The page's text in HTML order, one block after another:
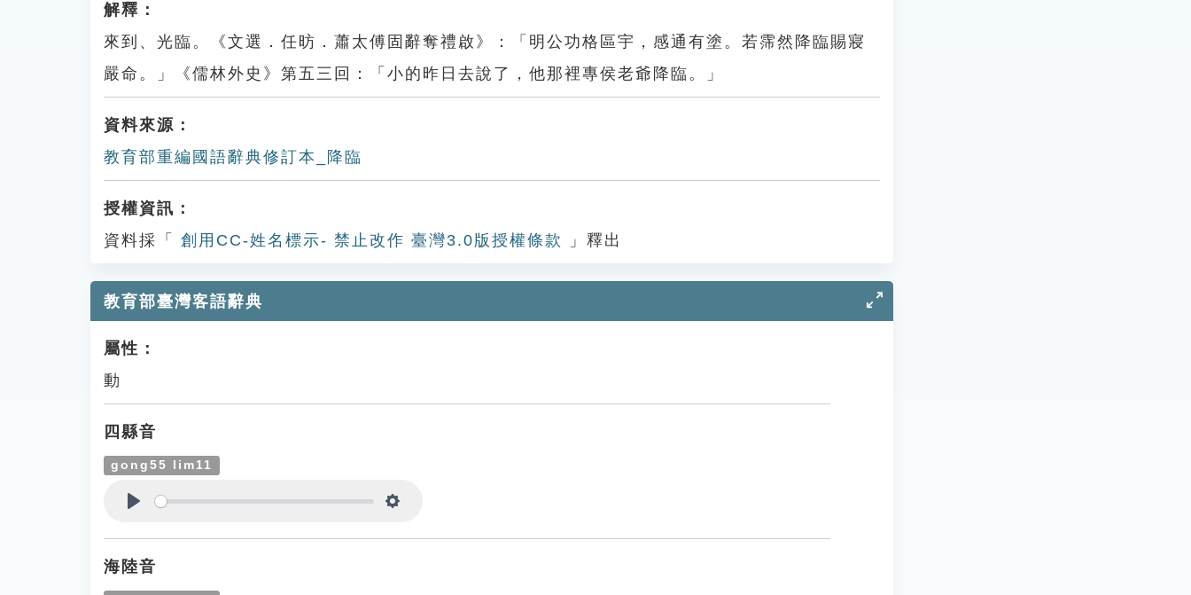
解釋：
來到、光臨。《文選．任昉．蕭太傅固辭奪禮啟》：「明公功格區宇，感通有塗。若霈然降臨賜寢
嚴命。」《儒林外史》第五三回：「小的昨日去說了，他那裡專侯老爺降臨。」
資料來源：
教育部重編國語辭典修訂本_降臨
授權資訊：
資料採「
創用CC-姓名標示- 禁止改作 臺灣3.0版授權條款 」釋出
教育部臺灣客語辭典
屬性：
動
四縣音
gong55 lim11
海陸音